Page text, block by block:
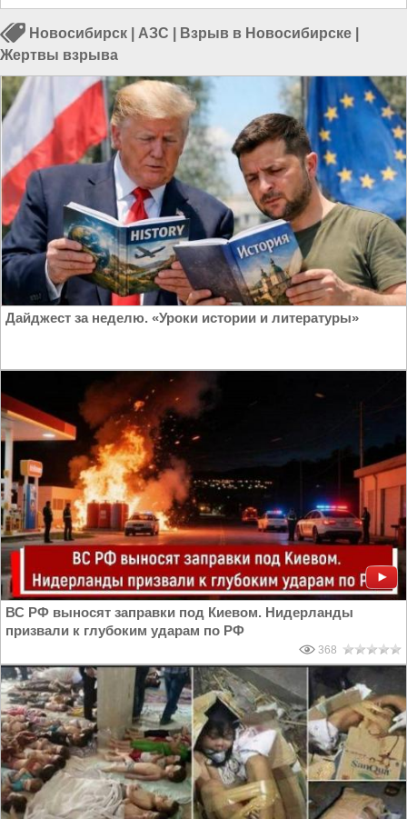
Новосибирск АЗС Взрыв в Новосибирске
Жертвы взрыва
Дайджест за неделю. «Уроки истории и литературы»
ВС РФ выносят заправки под Киевом. Нидерланды
призвали к глубоким ударам по РФ
368